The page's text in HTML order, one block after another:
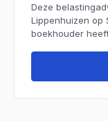
Deze
Lippenhuizen op
boekhouder